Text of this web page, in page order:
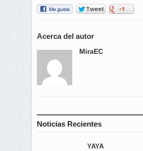
Acerca del autor
MiraEC
Noticias Recientes
YAYA